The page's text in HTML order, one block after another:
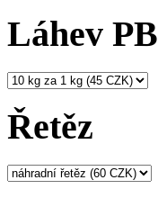
Láhev PB
Řetěz